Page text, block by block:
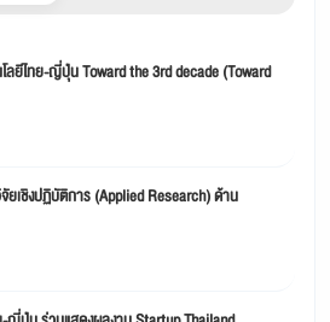
ยีไทย-ญี่ปุ่น Toward the 3rd decade (Toward
ยเชิงปฏิบัติการ (Applied Research) ด้าน